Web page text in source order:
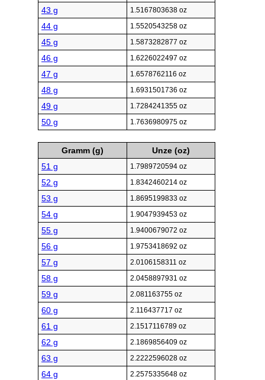
43 g 1.5167803638 oz
44 g 1.5520543258 oz
45 g 1.5873282877 oz
46 g 1.6226022497 oz
47 g 1.6578762116 oz
48 g 1.6931501736 oz
49 g 1.7284241355 oz
50 g 1.7636980975 oz
Gramm (g)
Unze (oz)
51 g
1.7989720594 oz
52 g 1.8342460214 oz
53 g 1.8695199833 oz
54 g 1.9047939453 oz
55 g 1.9400679072 oz
56 g 1.9753418692 oz
57 g 2.0106158311 oz
58 g 2.0458897931 oz
59 g 2.081163755 oz
60 g 2.116437717 oz
61 g 2.1517116789 oz
62 g 2.1869856409 oz
63 g 2.2222596028 oz
64 g 2.2575335648 oz